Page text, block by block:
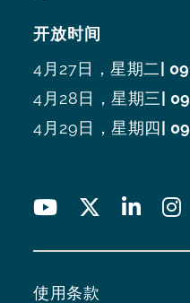
开放时间
4月27日，星期二| 09
4月28日，星期三| 09
4月29日，星期四| 09
使用条款